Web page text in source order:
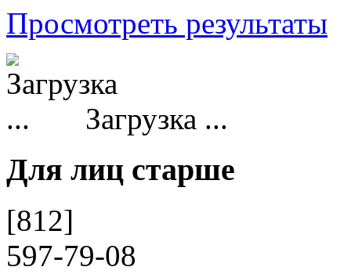
Просмотреть результаты
Загрузка ...
Для лиц старше
[812]
597-79-08